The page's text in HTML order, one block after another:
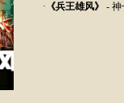
· 《兵王雄风》 - 神